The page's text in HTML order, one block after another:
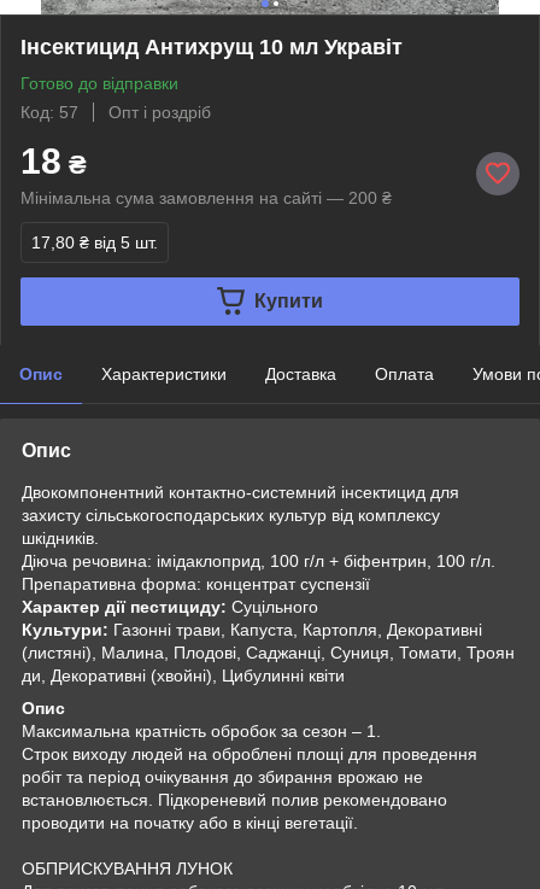
Інсектицид Антихрущ 10 мл Укравіт
Готово до відправки
Код: 57
Опт і роздріб
18 ₴
Мінімальна сума замовлення на сайті — 200 ₴
17,80 ₴ від 5 шт.
Купити
Опис Характеристики Доставка Оплата Умови
Опис
Двокомпонентний контактно-системний інсектицид для
захисту сільськогосподарських культур від комплексу
шкідників.
Діюча речовина: імідаклоприд, 100 г/л + біфентрин, 100 г/л.
Препаративна форма: концентрат суспензії
Характер дії пестициду: Суцільного
Культури: Газонні трави, Капуста, Картопля, Декоративні
(листяні), Малина, Плодові, Саджанці, Суниця, Томати, Троян
ди, Декоративні (хвойні), Цибулинні квіти
Опис
Максимальна кратність обробок за сезон – 1.
Строк виходу людей на оброблені площі для проведення
робіт та період очікування до збирання врожаю не
встановлюється. Підкореневий полив рекомендовано
проводити на початку або в кінці вегетації.
ОБПРИСКУВАННЯ ЛУНОК